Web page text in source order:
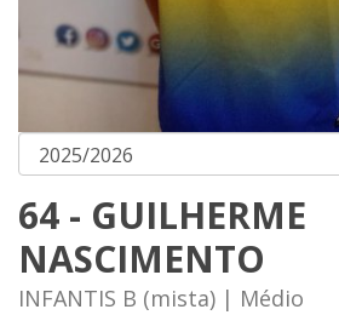
64 - GUILHERME
NASCIMENTO
INFANTIS B (mista) | Médio